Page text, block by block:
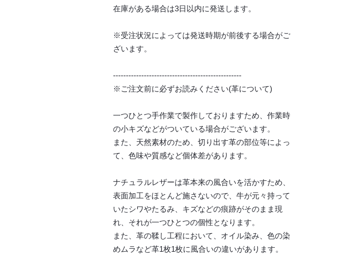
在庫がある場合は3日以内に発送します。
※受注状況によっては発送時期が前後する場合がご
ざいます。
--------------------------------------------------
※ご注文前に必ずお読みください(革について)
一つひとつ手作業で製作しておりますため、作業時
の小キズなどがついている場合がございます。
また、天然素材のため、切り出す革の部位等によっ
て、色味や質感など個体差があります。
ナチュラルレザーは革本来の風合いを活かすため、
表面加工をほとんど施さないので、牛が元々持って
いたシワやたるみ、キズなどの痕跡がそのまま現
れ、それが一つひとつの個性となります。
また、革の鞣し工程において、オイル染み、色の染
めムラなど革1枚1枚に風合いの違いがあります。